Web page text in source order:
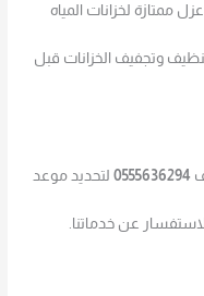
ممتازة لخزانات المياه
وتجفيف الخزانات قبل
0555636294
لتحديد موعد
عن خدماتنا.